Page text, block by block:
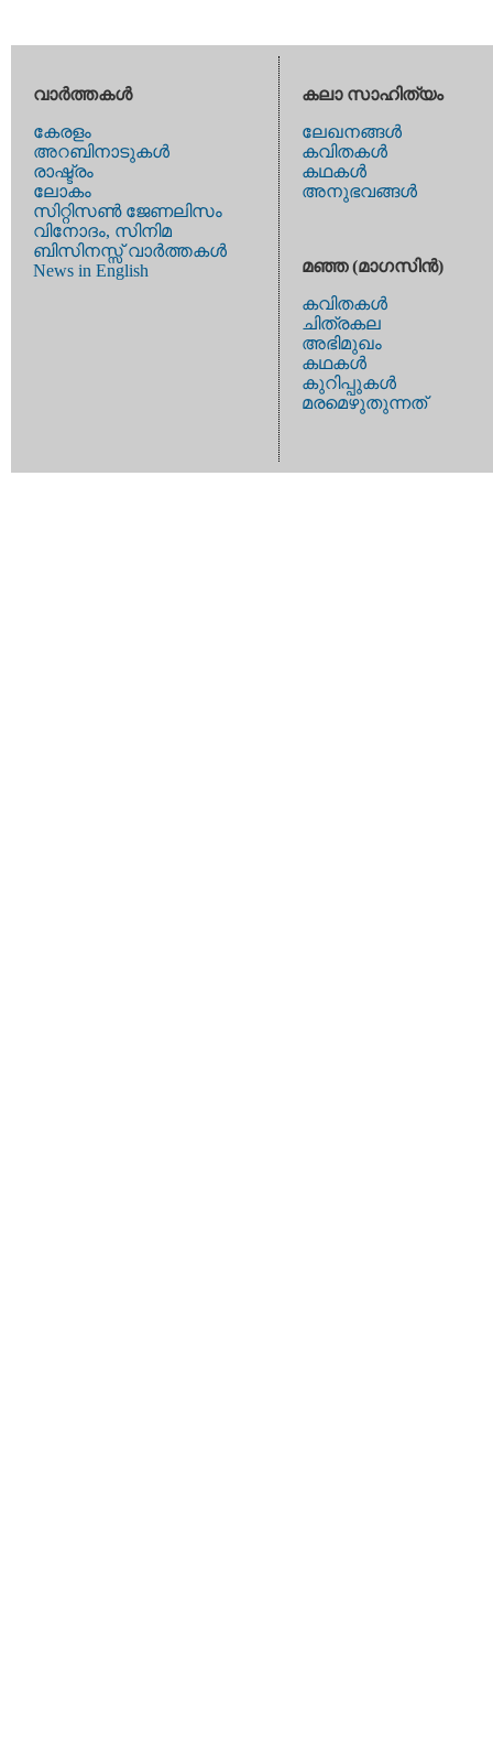
വാര്‍ത്തകള്‍
കേരളം
അറബിനാടുകള്‍
രാഷ്ട്രം
ലോകം
സിറ്റിസണ്‍ ജേണലിസം
വിനോദം, സിനിമ
ബിസിനസ്സ് വാര്‍ത്തകള്‍
News in English
കലാ സാഹിത്യം
ലേഖനങ്ങള്‍
കവിതകള്‍
കഥകള്‍
അനുഭവങ്ങള്‍
മഞ്ഞ (മാഗസിന്‍)
കവിതകള്‍
ചിത്രകല
അഭിമുഖം
കഥകള്‍
കുറിപ്പുകള്‍
മരമെഴുതുന്നത്